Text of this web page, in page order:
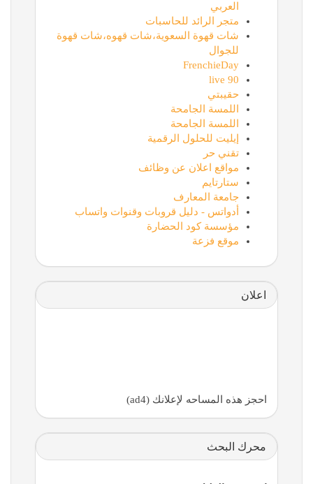
العربي
متجر الرائد للحاسبات
شات قهوة السعوية،شات قهوه،شات قهوة
للجوال
FrenchieDay
90 live
حقيبتي
اللمسة الجامحة
اللمسة الجامحة
إيليت للحلول الرقمية
تقني حر
مواقع اعلان عن وظائف
ستارتايم
جامعة المعارف
أدواتس - دليل قروبات وقنوات واتساب
مؤسسة كود الحضارة
موقع فزعة
اعلان
احجز هذه المساحه لإعلانك (ad4)
محرك البحث